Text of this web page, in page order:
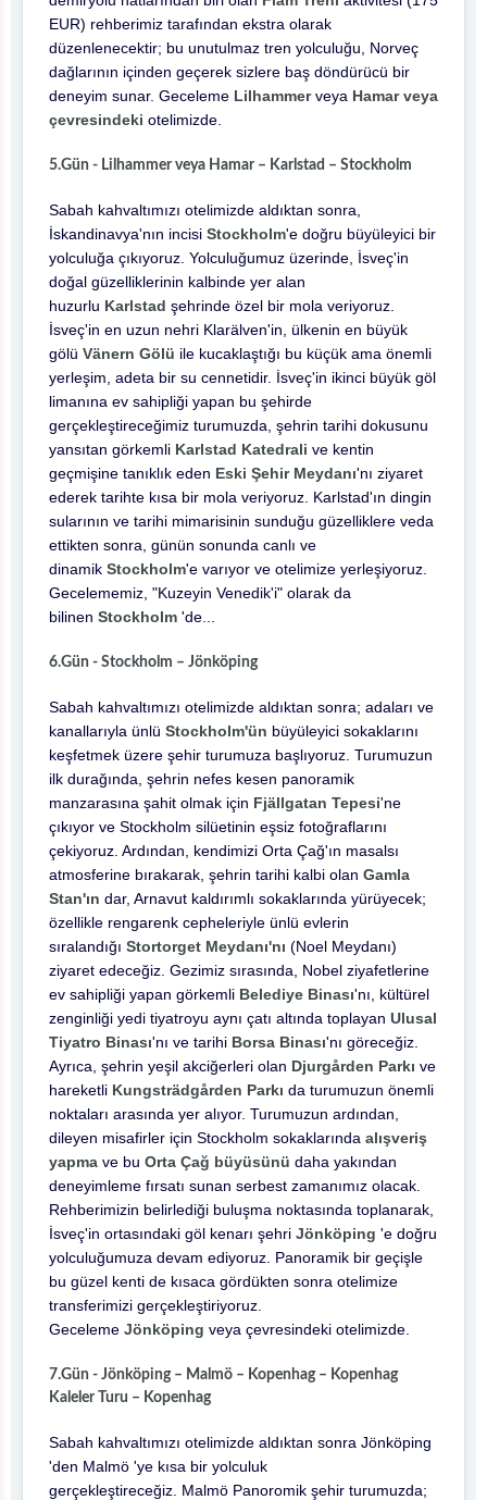
EUR) rehberimiz tarafından ekstra olarak
düzenlenecektir; bu unutulmaz tren yolculuğu, Norveç
dağlarının içinden geçerek sizlere baş döndürücü bir
deneyim sunar. Geceleme Lilhammerveya Hamar veya
çevresindeki otelimizde.
5.Gün - Lilhammer veya Hamar – Karlstad – Stockholm
Sabah kahvaltımızı otelimizde aldıktan sonra,
İskandinavya'nın incisi Stockholm'e doğru büyüleyici bir
yolculuğa çıkıyoruz. Yolculuğumuz üzerinde, İsveç'in
doğal güzelliklerinin kalbinde yer alan
huzurlu Karlstad şehrinde özel bir mola veriyoruz.
İsveç'in en uzun nehri Klarälven'in, ülkenin en büyük
gölü Vänern Gölü ile kucaklaştığı bu küçük ama önemli
yerleşim, adeta bir su cennetidir. İsveç'in ikinci büyük göl
limanına ev sahipliği yapan bu şehirde
gerçekleştireceğimiz turumuzda, şehrin tarihi dokusunu
yansıtan görkemli Karlstad Katedrali ve kentin
geçmişine tanıklık eden Eski Şehir Meydanı'nı ziyaret
ederek tarihte kısa bir mola veriyoruz. Karlstad'ın dingin
sularının ve tarihi mimarisinin sunduğu güzelliklere veda
ettikten sonra, günün sonunda canlı ve
dinamik Stockholm'e varıyor ve otelimize yerleşiyoruz.
Gecelememiz, "Kuzeyin Venedik'i" olarak da
bilinen Stockholm 'de...
6.Gün - Stockholm – Jönköping
Sabah kahvaltımızı otelimizde aldıktan sonra; adaları ve
kanallarıyla ünlü Stockholm'ün büyüleyici sokaklarını
keşfetmek üzere şehir turumuza başlıyoruz. Turumuzun
ilk durağında, şehrin nefes kesen panoramik
manzarasına şahit olmak için Fjällgatan Tepesi'ne
çıkıyor ve Stockholm silüetinin eşsiz fotoğraflarını
çekiyoruz. Ardından, kendimizi Orta Çağ'ın masalsı
atmosferine bırakarak, şehrin tarihi kalbi olan Gamla
Stan'ın dar, Arnavut kaldırımlı sokaklarında yürüyecek;
özellikle rengarenk cepheleriyle ünlü evlerin
sıralandığı Stortorget Meydanı'nı (Noel Meydanı)
ziyaret edeceğiz. Gezimiz sırasında, Nobel ziyafetlerine
ev sahipliği yapan görkemli Belediye Binası'nı, kültürel
zenginliği yedi tiyatroyu aynı çatı altında toplayan Ulusal
Tiyatro Binası'nı ve tarihi Borsa Binası'nı göreceğiz.
Ayrıca, şehrin yeşil akciğerleri olan Djurgården Parkı ve
hareketli Kungsträdgården Parkı da turumuzun önemli
noktaları arasında yer alıyor. Turumuzun ardından,
dileyen misafirler için Stockholm sokaklarında alışveriş
yapma ve bu Orta Çağ büyüsünü daha yakından
deneyimleme fırsatı sunan serbest zamanımız olacak.
Rehberimizin belirlediği buluşma noktasında toplanarak,
İsveç'in ortasındaki göl kenarı şehri Jönköping 'e doğru
yolculuğumuza devam ediyoruz. Panoramik bir geçişle
bu güzel kenti de kısaca gördükten sonra otelimize
transferimizi gerçekleştiriyoruz.
Geceleme Jönköping veya çevresindeki otelimizde.
7.Gün - Jönköping – Malmö – Kopenhag – Kopenhag
Kaleler Turu – Kopenhag
Sabah kahvaltımızı otelimizde aldıktan sonra Jönköping
'den Malmö 'ye kısa bir yolculuk
gerçekleştireceğiz. Malmö Panoromik şehir turumuzda;